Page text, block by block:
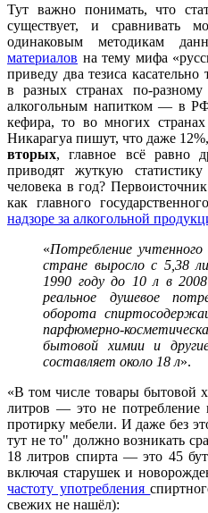
Тут важно понимать, что
существует, и сравнивать
одинаковым методикам
материалов на тему мифа
приведу два тезиса касательно
в разных странах по-разному
алкогольным напитком — в
кефира, то во многих
Никарагуа пишут, что даже
вторых, главное всё равно
приводят жуткую
человека в год?
как главного
надзоре за алкогольной
«Потребление учтенного
стране выросло с 5,38
1990 году до 10 л в
реальное душевое
оборота
парфюмерно-
бытовой химии и
составляет около 18 л».
«В том числе товары бытовой
литров — это не
протирку мебели. И даже без
тут не то" должно возникать
18 литров спирта — это 45
включая старушек и
частоту употребления
свежих не нашёл):